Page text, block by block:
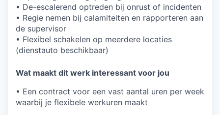
• De-escalerend optreden bij onrust of incidenten
• Regie nemen bij calamiteiten en rapporteren aan
de supervisor
• Flexibel schakelen op meerdere locaties
(dienstauto beschikbaar)
Wat maakt dit werk interessant voor jou
• Een contract voor een vast aantal uren per week
waarbij je flexibele werkuren maakt